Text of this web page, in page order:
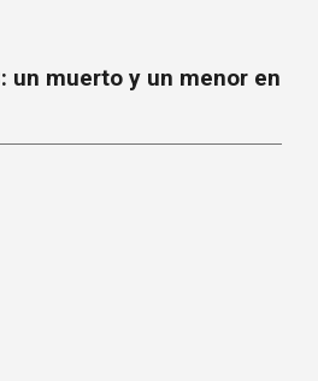
un muerto y un menor en